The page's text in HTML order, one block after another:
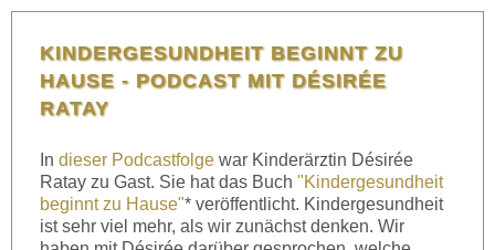
KINDERGESUNDHEIT BEGINNT ZU
HAUSE - PODCAST MIT DÉSIRÉE
RATAY
In dieser Podcastfolge war Kinderärztin Désirée
Ratay zu Gast. Sie hat das Buch "Kindergesundheit
beginnt zu Hause"* veröffentlicht. Kindergesundheit
ist sehr viel mehr, als wir zunächst denken. Wir